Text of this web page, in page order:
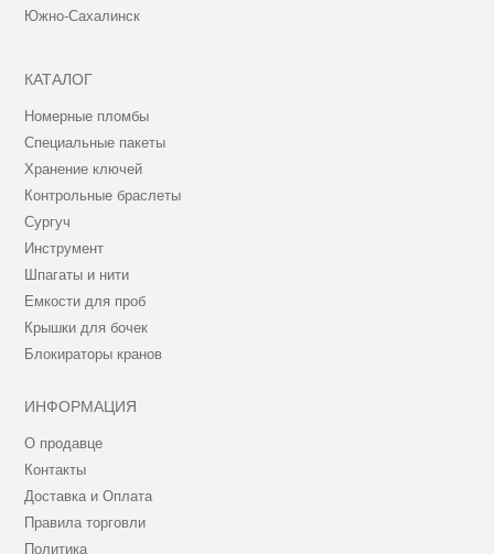
Южно-Сахалинск
КАТАЛОГ
Номерные пломбы
Специальные пакеты
Хранение ключей
Контрольные браслеты
Сургуч
Инструмент
Шпагаты и нити
Емкости для проб
Крышки для бочек
Блокираторы кранов
ИНФОРМАЦИЯ
О продавце
Контакты
Доставка и Оплата
Правила торговли
Политика